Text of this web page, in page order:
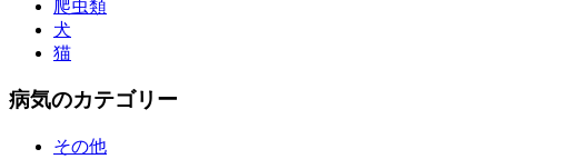
爬虫類
犬
猫
病気のカテゴリー
その他